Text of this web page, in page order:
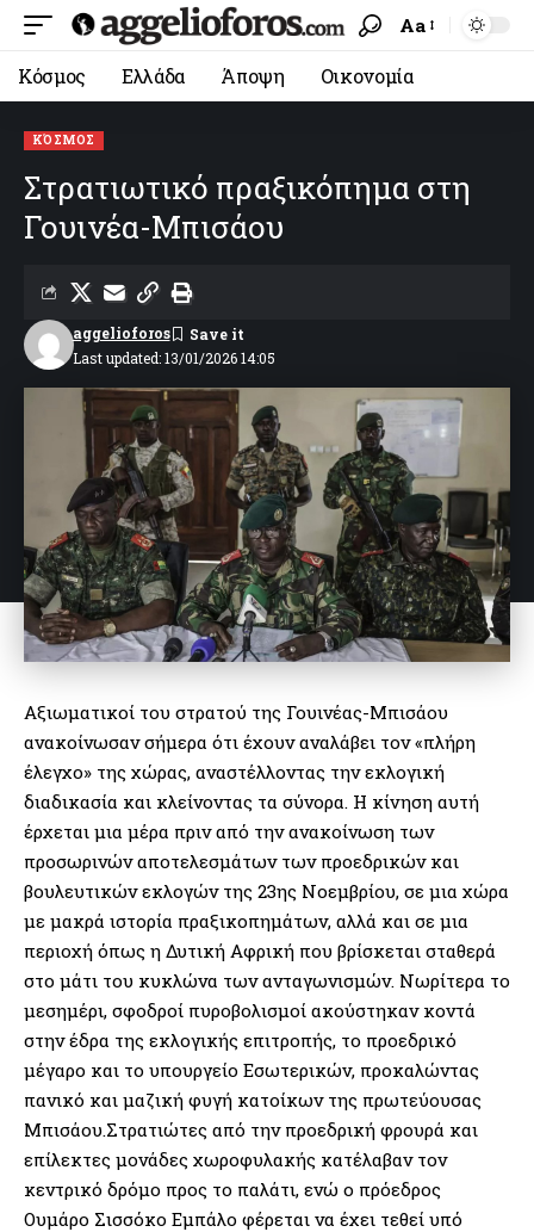
Aa
Κόσμος Ελλάδα Άποψη Οικονομία
ΚΌΣΜΟΣ
Στρατιωτικό πραξικόπημα στη
Γουινέα-Μπισάου
Last updated: 13/01/2026 14:05
aggelioforos
Αξιωματικοί του στρατού της Γουινέας-Μπισάου
ανακοίνωσαν σήμερα ότι έχουν αναλάβει τον «πλήρη
έλεγχο» της χώρας, αναστέλλοντας την εκλογική
διαδικασία και κλείνοντας τα σύνορα. Η κίνηση αυτή
έρχεται μια μέρα πριν από την ανακοίνωση των
προσωρινών αποτελεσμάτων των προεδρικών και
βουλευτικών εκλογών της 23ης Νοεμβρίου, σε μια χώρα
με μακρά ιστορία πραξικοπημάτων, αλλά και σε μια
περιοχή όπως η Δυτική Αφρική που βρίσκεται σταθερά
στο μάτι του κυκλώνα των ανταγωνισμών. Νωρίτερα το
μεσημέρι, σφοδροί πυροβολισμοί ακούστηκαν κοντά
στην έδρα της εκλογικής επιτροπής, το προεδρικό
μέγαρο και το υπουργείο Εσωτερικών, προκαλώντας
πανικό και μαζική φυγή κατοίκων της πρωτεύουσας
Μπισάου.Στρατιώτες από την προεδρική φρουρά και
επίλεκτες μονάδες χωροφυλακής κατέλαβαν τον
κεντρικό δρόμο προς το παλάτι, ενώ ο πρόεδρος
Ουμάρο Σισσόκο Εμπάλο φέρεται να έχει τεθεί υπό